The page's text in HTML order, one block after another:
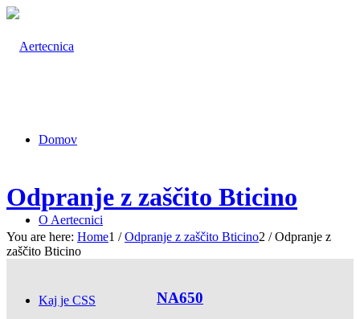
Domov
O Aertecnici
Kaj je CSS
Odpranje z zaščito Bticino
You are here: Home1 / Odpranje z zaščito Bticino2 / Odpranje z
zaščito Bticino
NA650